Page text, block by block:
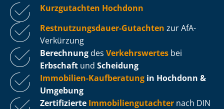
Kurzgutachten Hochdonn
Rest­nut­zungs­dau­er-Gutachten zur AfA-
Verkürzung
Berechnung des Verkehrswertes bei
Erbschaft und Scheidung
Immobilien-Kaufberatung in Hochdonn &
Umgebung
Zertifizierte Im­mo­bi­li­en­gut­ach­ter nach DIN